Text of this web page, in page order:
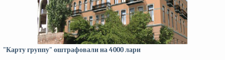
"Карту группу" оштрафовали на 4000 лари